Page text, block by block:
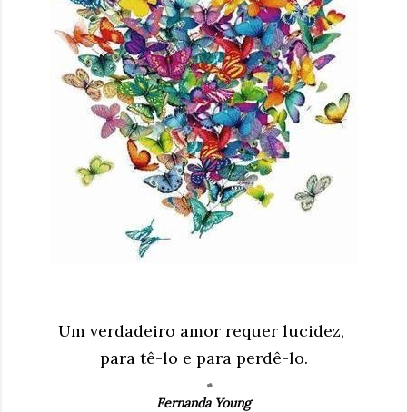
Um verdadeiro amor requer lucidez,
para tê-lo e para perdê-lo.
Fernanda Young